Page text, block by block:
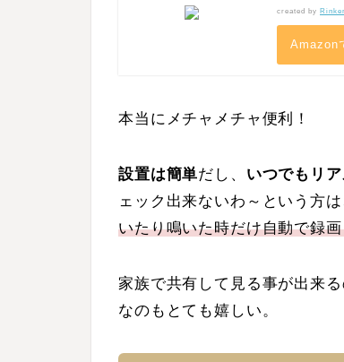
created by Rinker
Amazon
本当にメチャメチャ便利！
設置は簡単だし、 いつでもリ
ェック出来ないわ～という方は
いたり鳴いた時だけ自動で録
家族で共有して見る事が出来
なのもとても嬉しい。